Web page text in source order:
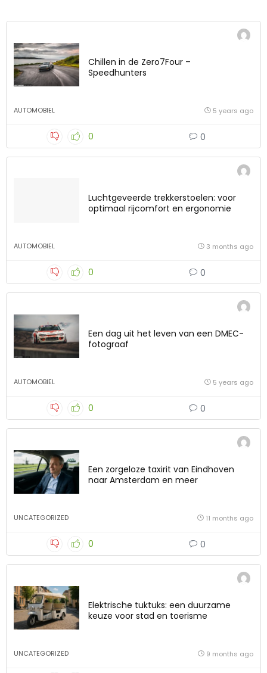
Chillen in de Zero7Four –
Speedhunters
AUTOMOBIEL 5 years ago
0 0
Luchtgeveerde trekkerstoelen: voor
optimaal rijcomfort en ergonomie
AUTOMOBIEL 3 months ago
0 0
Een dag uit het leven van een DMEC-
fotograaf
AUTOMOBIEL 5 years ago
0 0
Een zorgeloze taxirit van Eindhoven
naar Amsterdam en meer
UNCATEGORIZED 11 months ago
0 0
Elektrische tuktuks: een duurzame
keuze voor stad en toerisme
UNCATEGORIZED 9 months ago